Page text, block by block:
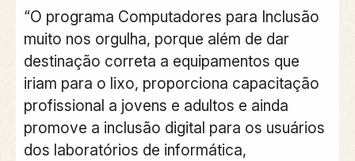
“O programa Computadores para Inclusão
muito nos orgulha, porque além de dar
destinação correta a equipamentos que
iriam para o lixo, proporciona capacitação
profissional a jovens e adultos e ainda
promove a inclusão digital para os usuários
dos laboratórios de informática,